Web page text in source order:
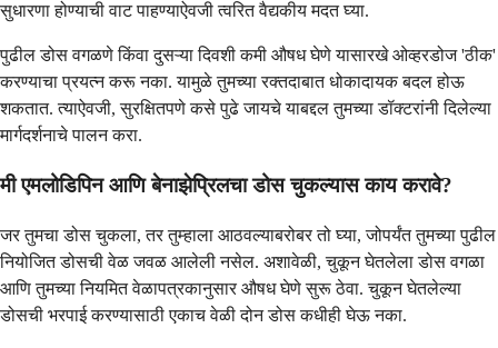
सुधारणा होण्याची वाट पाहण्याऐवजी त्वरित वैद्यकीय मदत घ्या.
पुढील डोस वगळणे किंवा दुसऱ्या दिवशी कमी औषध घेणे यासारखे ओव्हरडोज 'ठीक'
करण्याचा प्रयत्न करू नका. यामुळे तुमच्या रक्तदाबात धोकादायक बदल होऊ
शकतात. त्याऐवजी, सुरक्षितपणे कसे पुढे जायचे याबद्दल तुमच्या डॉक्टरांनी दिलेल्या
मार्गदर्शनाचे पालन करा.
मी एमलोडिपिन आणि बेनाझेप्रिलचा डोस चुकल्यास काय करावे?
जर तुमचा डोस चुकला, तर तुम्हाला आठवल्याबरोबर तो घ्या, जोपर्यंत तुमच्या पुढील
नियोजित डोसची वेळ जवळ आलेली नसेल. अशावेळी, चुकून घेतलेला डोस वगळा
आणि तुमच्या नियमित वेळापत्रकानुसार औषध घेणे सुरू ठेवा. चुकून घेतलेल्या
डोसची भरपाई करण्यासाठी एकाच वेळी दोन डोस कधीही घेऊ नका.